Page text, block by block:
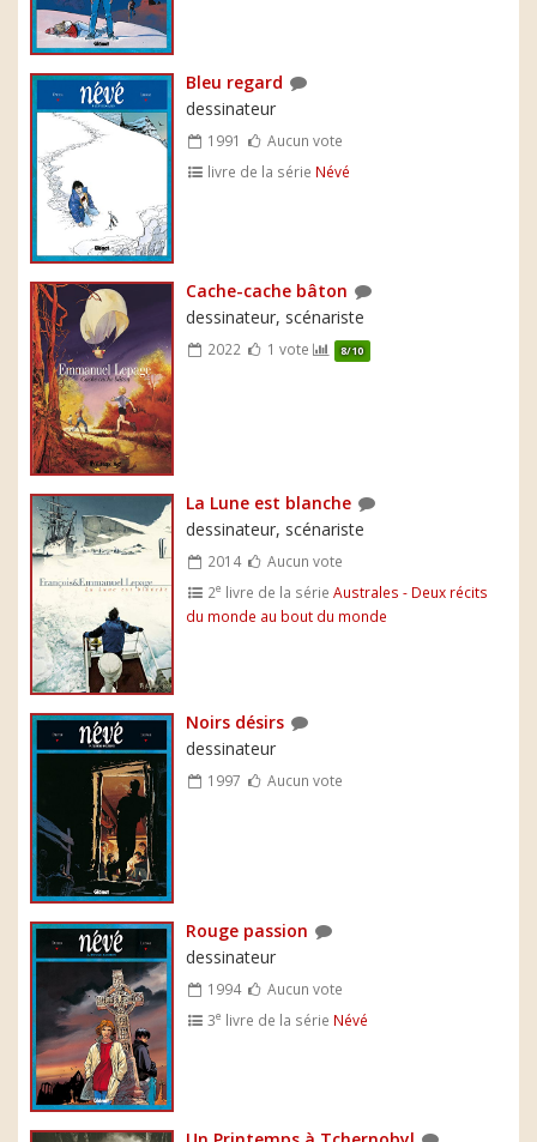
Bleu regard
dessinateur
1991
Aucun vote
livre de la série Névé
Cache-cache bâton
dessinateur, scénariste
2022 1 vote 8/10
La Lune est blanche
dessinateur, scénariste
2014
Aucun vote
2e livre de la sérieAustrales - Deux récits
du monde au bout du monde
Noirs désirs
dessinateur
1997 Aucun vote
Rouge passion
dessinateur
1994
Aucun vote
3e livre de la série Névé